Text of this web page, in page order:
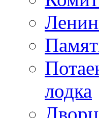
лодка